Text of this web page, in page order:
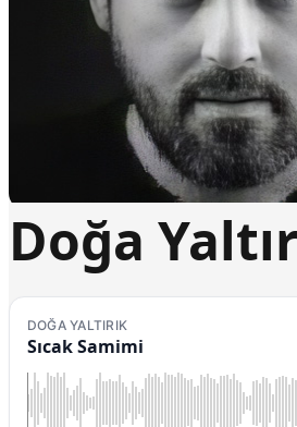
Doğa
DOĞA YALTIRIK
Sıcak Samimi